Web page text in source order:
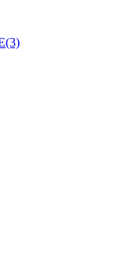
(3)